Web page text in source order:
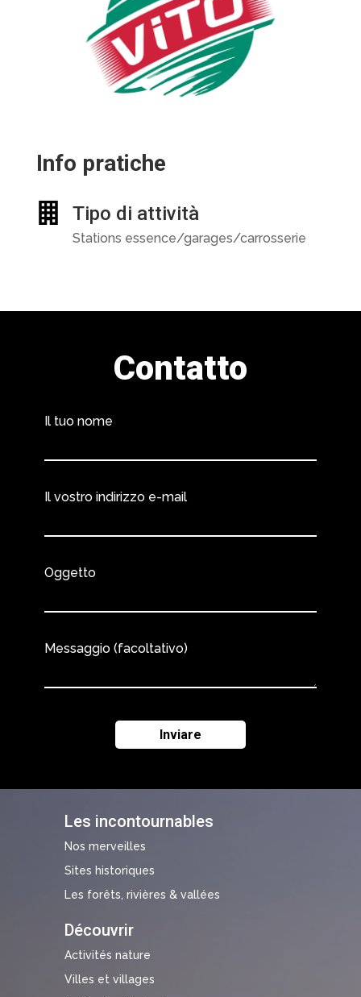
Info pratiche
Tipo di attività
Stations essence/garages/carrosserie
Les incontournables
Nos merveilles
Sites historiques
Les forêts, rivières & vallées
Découvrir
Activités nature
Villes et villages
Contatto
Il tuo nome
Il vostro indirizzo e-mail
Oggetto
Messaggio (facoltativo)